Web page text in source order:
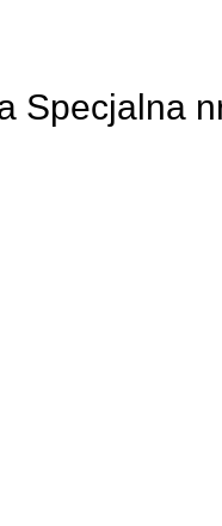
Specjalna